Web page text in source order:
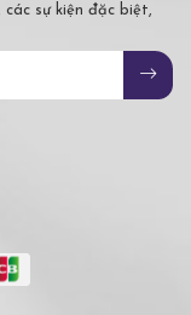
sự kiện đặc biệt,